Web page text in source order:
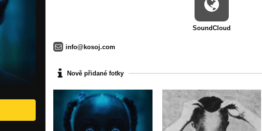
SoundCloud
info@kosoj.com
Nově přidané fotky